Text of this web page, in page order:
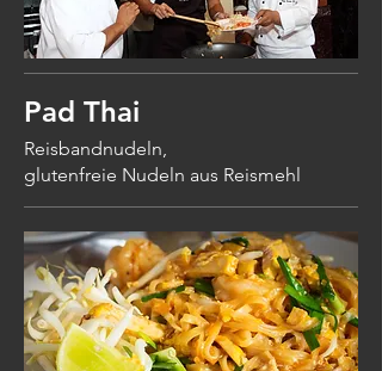
Pad Thai
Reisbandnudeln,
glutenfreie Nudeln aus Reismehl